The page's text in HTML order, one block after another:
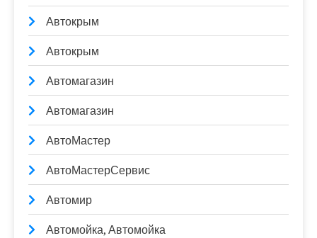
Автокрым
Автокрым
Автомагазин
Автомагазин
АвтоМастер
АвтоМастерСервис
Автомир
Автомойка, Автомойка